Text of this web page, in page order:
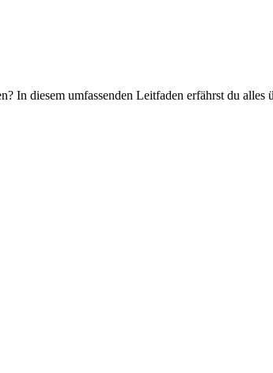
In diesem umfassenden Leitfaden erfährst du